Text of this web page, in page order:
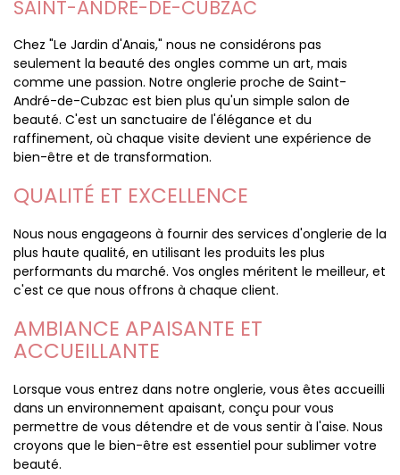
SAINT-ANDRÉ-DE-CUBZAC
Chez "Le Jardin d'Anais," nous ne considérons pas
seulement la beauté des ongles comme un art, mais
comme une passion. Notre onglerie proche de Saint-
André-de-Cubzac est bien plus qu'un simple salon de
beauté. C'est un sanctuaire de l'élégance et du
raffinement, où chaque visite devient une expérience de
bien-être et de transformation.
QUALITÉ ET EXCELLENCE
Nous nous engageons à fournir des services d'onglerie de la
plus haute qualité, en utilisant les produits les plus
performants du marché. Vos ongles méritent le meilleur, et
c'est ce que nous offrons à chaque client.
AMBIANCE APAISANTE ET
ACCUEILLANTE
Lorsque vous entrez dans notre onglerie, vous êtes accueilli
dans un environnement apaisant, conçu pour vous
permettre de vous détendre et de vous sentir à l'aise. Nous
croyons que le bien-être est essentiel pour sublimer votre
beauté.